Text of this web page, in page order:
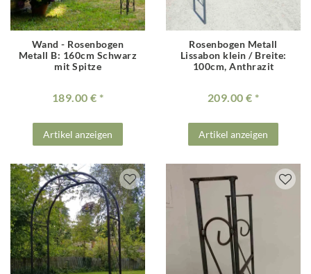
Wand - Rosenbogen
Metall B: 160cm Schwarz
mit Spitze
189.00 €
Artikel anzeigen
Rosenbogen Metall
Lissabon klein / Breite:
100cm, Anthrazit
209.00 €
Artikel anzeigen